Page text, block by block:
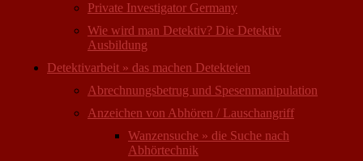
Private Investigator Germany
Wie wird man Detektiv? Die Detektiv
Ausbildung
Detektivarbeit » das machen Detekteien
Abrechnungsbetrug und Spesenmanipulation
Anzeichen von Abhören / Lauschangriff
Wanzensuche » die Suche nach
Abhörtechnik